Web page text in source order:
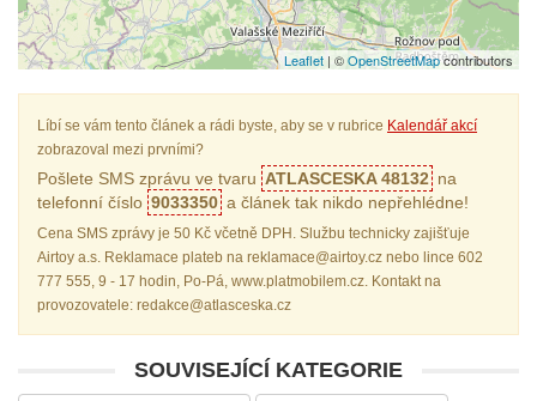
Leaflet | ©OpenStreetMapcontributors
Líbí se vám tento článek a rádi byste, aby se v rubrice Kalendář akcí
zobrazoval mezi prvními?
Pošlete SMS zprávu ve tvaru ATLASCESKA 48132 na
telefonní číslo 9033350 a článek tak nikdo nepřehlédne!
Cena SMS zprávy je 50 Kč včetně DPH. Službu technicky zajišťuje
Airtoy a.s. Reklamace plateb na reklamace@airtoy.cz nebo lince 602
777 555, 9 - 17 hodin, Po-Pá, www.platmobilem.cz. Kontakt na
provozovatele: redakce@atlasceska.cz
SOUVISEJÍCÍ KATEGORIE